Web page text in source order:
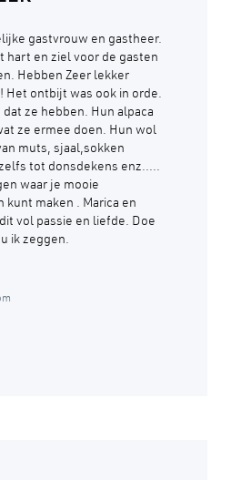
gastvrouw en gastheer.
hart en ziel voor de gasten
Hebben Zeer lekker
Het ontbijt was ook in orde.
ze hebben. Hun alpaca
ze ermee doen. Hun wol
muts, sjaal,sokken
tot donsdekens enz.....
waar je mooie
kunt maken . Marica en
vol passie en liefde. Doe
ik zeggen.